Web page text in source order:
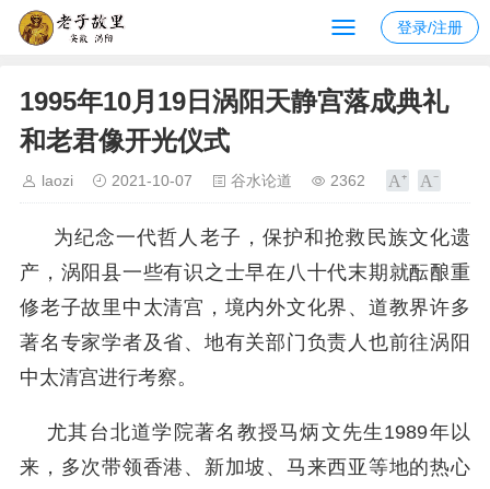
登录/注册
1995年10月19日涡阳天静宫落成典礼
和老君像开光仪式
laozi 2021-10-07 谷水论道 2362
为纪念一代哲人老子，保护和抢救民族文化遗
产，涡阳县一些有识之士早在八十代末期就酝酿重
修老子故里中太清宫，境内外文化界、道教界许多
著名专家学者及省、地有关部门负责人也前往涡阳
中太清宫进行考察。
尤其台北道学院著名教授马炳文先生1989年以
来，多次带领香港、新加坡、马来西亚等地的热心